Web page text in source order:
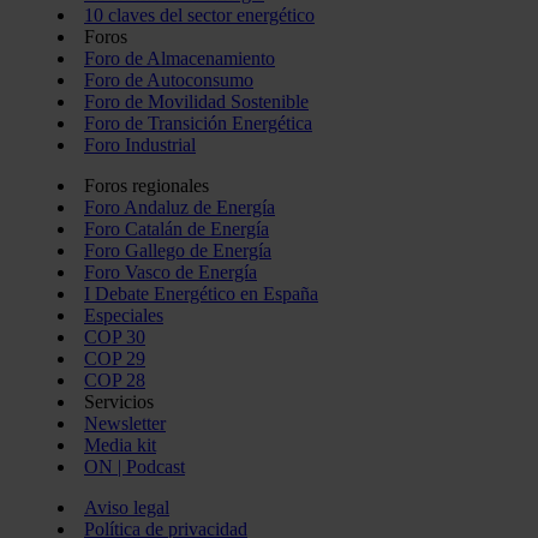
web, quienes pueden combinarla con otra información
que les haya proporcionado o que hayan recopilado a
partir del uso que haya hecho de sus servicios.
10 claves del sector energético
Foros
Foro de Almacenamiento
Foro de Autoconsumo
Foro de Movilidad Sostenible
Foro de Transición Energética
Foro Industrial
Foros regionales
Foro Andaluz de Energía
Foro Catalán de Energía
Foro Gallego de Energía
Foro Vasco de Energía
I Debate Energético en España
Especiales
COP 30
COP 29
COP 28
Servicios
Newsletter
Media kit
ON | Podcast
Aviso legal
Política de privacidad